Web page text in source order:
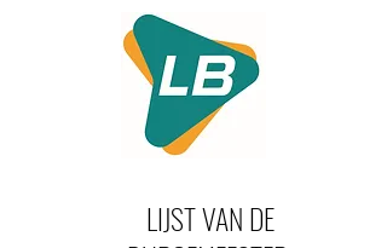
LIJST VAN DE